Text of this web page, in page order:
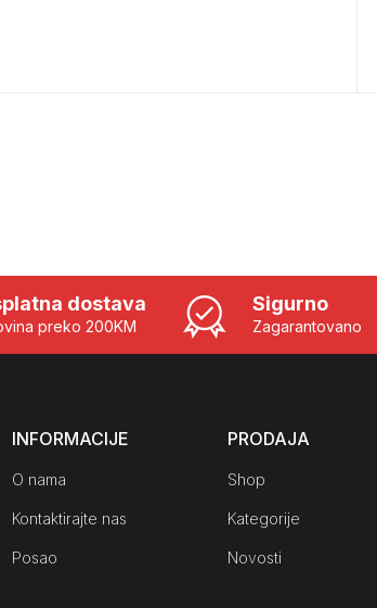
dostava
preko 200KM
Sigurno
Zagarantovano
INFORMACIJE
O nama
Kontaktirajte nas
Posao
PRODAJA
Shop
Kategorije
Novosti